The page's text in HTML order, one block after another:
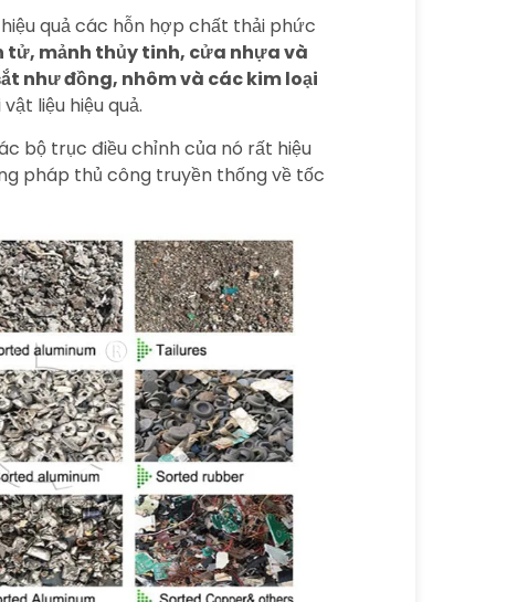
quả các hỗn hợp chất thải phức
tử, mảnh thủy tinh, cửa nhựa và
như đồng, nhôm và các kim loại
liệu hiệu quả.
bộ trục điều chỉnh của nó rất hiệu
pháp thủ công truyền thống về tốc